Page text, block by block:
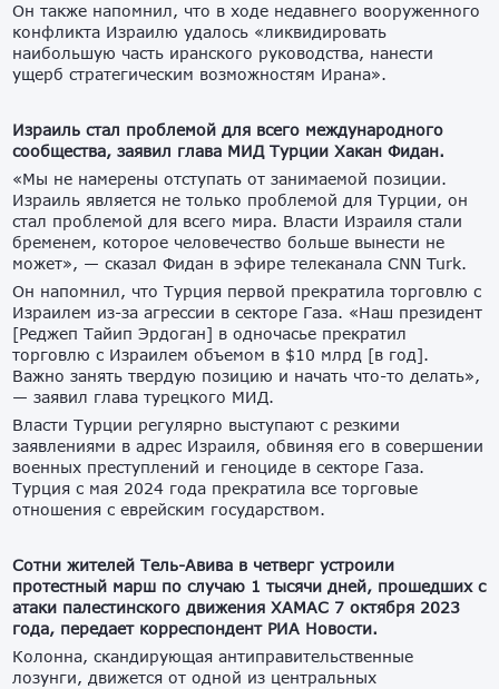
Он также напомнил, что в ходе недавнего вооруженного
конфликта Израилю удалось «ликвидировать
наибольшую часть иранского руководства, нанести
ущерб стратегическим возможностям Ирана».
Израиль стал проблемой для всего международного
сообщества, заявил глава МИД Турции Хакан Фидан.
«Мы не намерены отступать от занимаемой позиции.
Израиль является не только проблемой для Турции, он
стал проблемой для всего мира. Власти Израиля стали
бременем, которое человечество больше вынести не
может», — сказал Фидан в эфире телеканала CNN Turk.
Он напомнил, что Турция первой прекратила торговлю с
Израилем из-за агрессии в секторе Газа. «Наш президент
[Реджеп Тайип Эрдоган] в одночасье прекратил
торговлю с Израилем объемом в $10 млрд [в год].
Важно занять твердую позицию и начать что-то делать»,
— заявил глава турецкого МИД.
Власти Турции регулярно выступают с резкими
заявлениями в адрес Израиля, обвиняя его в совершении
военных преступлений и геноциде в секторе Газа.
Турция с мая 2024 года прекратила все торговые
отношения с еврейским государством.
Сотни жителей Тель-Авива в четверг устроили
протестный марш по случаю 1 тысячи дней, прошедших с
атаки палестинского движения ХАМАС 7 октября 2023
года, передает корреспондент РИА Новости.
Колонна, скандирующая антиправительственные
лозунги, движется от одной из центральных